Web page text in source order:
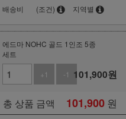
배송비
(조건) 지역별
에드마 NOHC 골드 1인조 5종
세트
+1
-1 101,900원
총 상품 금액 101,900 원